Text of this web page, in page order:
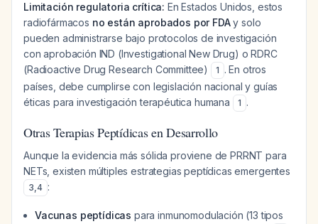
Limitación regulatoria crítica: En Estados Unidos, estos
radiofármacos no están aprobados por FDAy solo
pueden administrarse bajo protocolos de investigación
con aprobación IND (Investigational New Drug) o RDRC
(Radioactive Drug Research Committee)
1 . En otros
países, debe cumplirse con legislación nacional y guías
éticas para investigación terapéutica humana
1 .
Otras Terapias Peptídicas en Desarrollo
Aunque la evidencia más sólida proviene de PRRNT para
NETs, existen múltiples estrategias peptídicas emergentes
3,4 :
Vacunas peptídicas para inmunomodulación (13 tipos